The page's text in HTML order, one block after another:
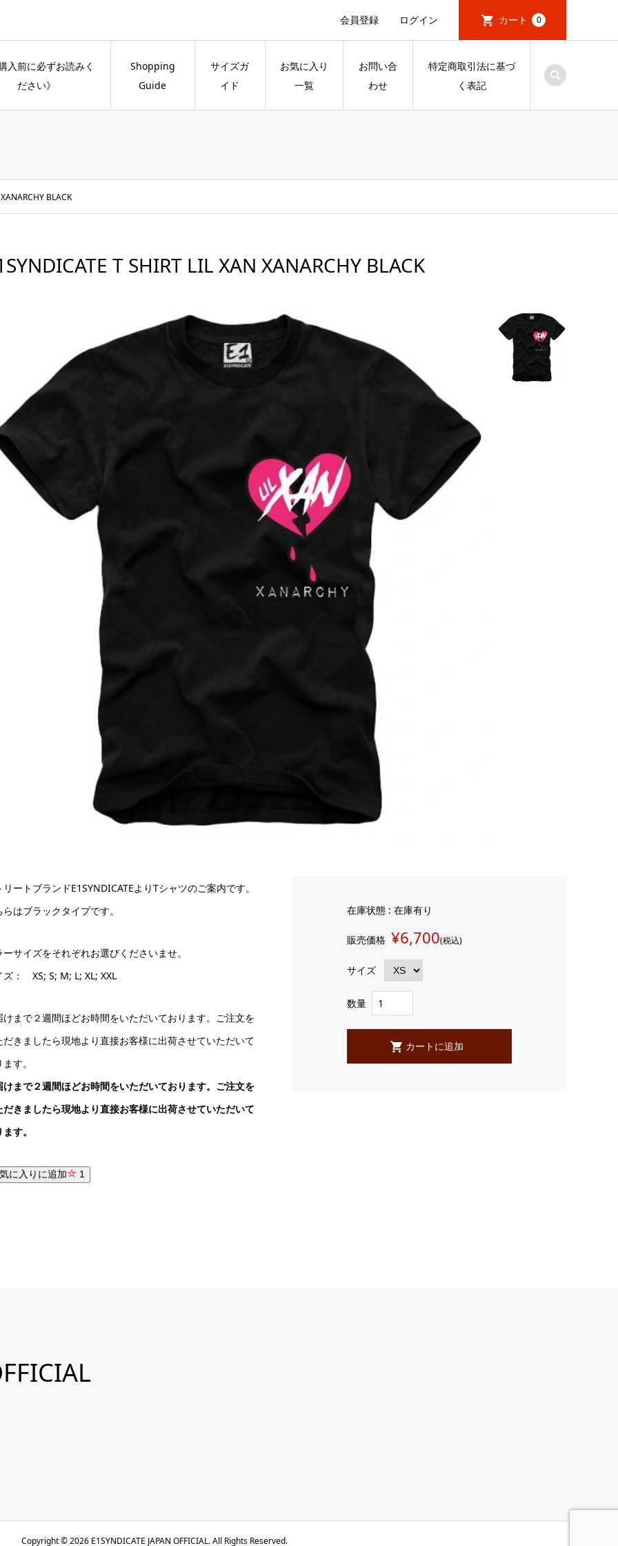
会員登録 ログイン カート 0
入前に必ずお読みく
ださい》
Shopping
Guide
サイズガ
イド
お気に入り
一覧
お問い合
わせ
特定商取引法に基づ
く表記
BLACK
T SHIRT LIL XAN XANARCHY BLACK
リートブランドE1SYNDICATEよりTシャツのご案内です。
はブラックタイプです。
ーサイズをそれぞれお選びくださいませ。
ズ： XS; S; M; L; XL; XXL
けまで２週間ほどお時間をいただいております。ご注文を
だきましたら現地より直接お客様に出荷させていただいて
す。
けまで２週間ほどお時間をいただいております。ご注文を
だきましたら現地より直接お客様に出荷させていただいて
す。
に入りに追加 1
在庫状態 : 在庫有り
販売価格 ¥6,700(税込)
サイズ
数量
Copyright ©2026 E1SYNDICATE JAPAN OFFICIAL. All Rights Reserved.